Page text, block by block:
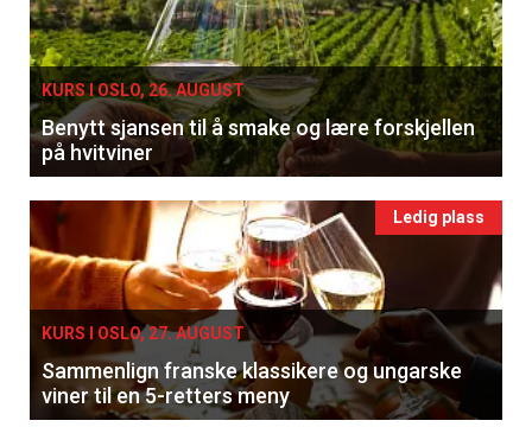
KURS I OSLO, 26. AUGUST
Benytt sjansen til å smake og lære forskjellen
på hvitviner
Ledig plass
KURS I OSLO, 27. AUGUST
Sammenlign franske klassikere og ungarske
viner til en 5-retters meny